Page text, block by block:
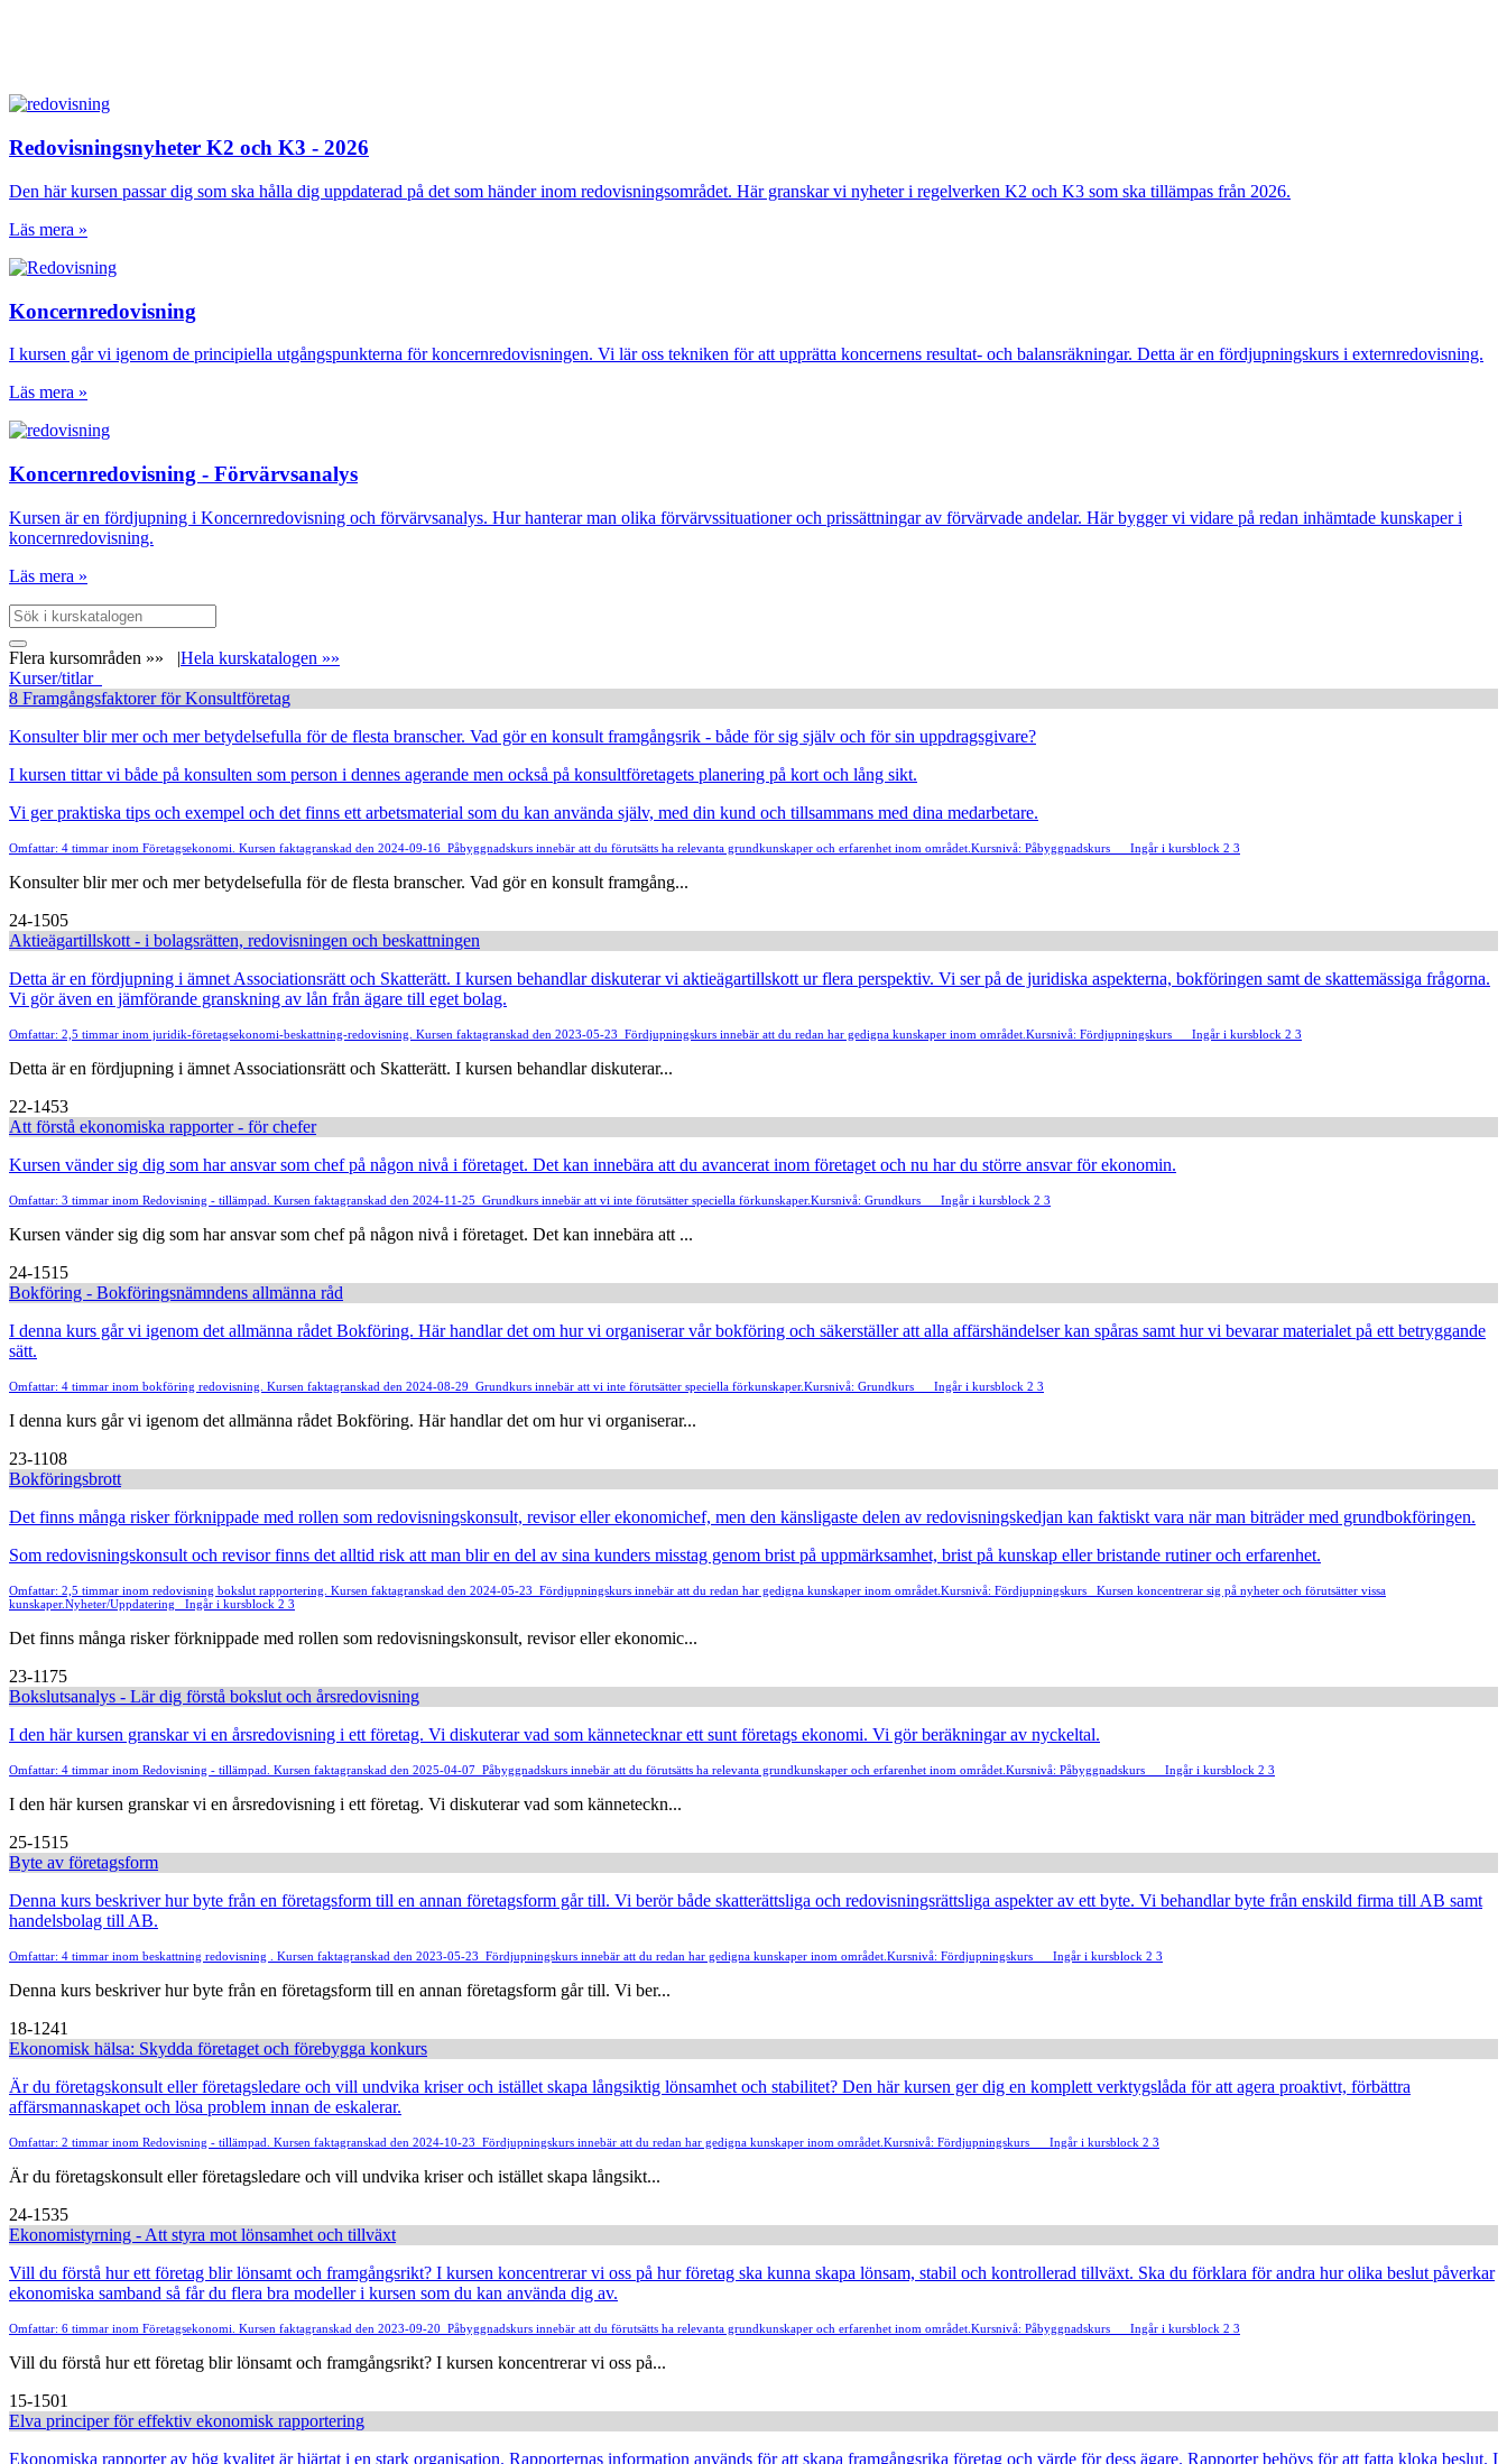
Redovisningsnyheter K2 och K3 - 2026
Den här kursen passar dig som ska hålla dig uppdaterad på det som händer inom redovisningsområdet. Här granskar vi nyheter i regelverken K2 och K3 som ska tillämpas från 2026.
Läs mera »
Koncernredovisning
I kursen går vi igenom de principiella utgångspunkterna för koncernredovisningen. Vi lär oss tekniken för att upprätta koncernens resultat- och balansräkningar. Detta är en fördjupningskurs i externredovisning.
Läs mera »
Koncernredovisning - Förvärvsanalys
Kursen är en fördjupning i Koncernredovisning och förvärvsanalys. Hur hanterar man olika förvärvssituationer och prissättningar av förvärvade andelar. Här bygger vi vidare på redan inhämtade kunskaper i
koncernredovisning.
Läs mera »
Flera kursområden »» |Hela kurskatalogen »»
Kurser/titlar
8 Framgångsfaktorer för Konsultföretag
Konsulter blir mer och mer betydelsefulla för de flesta branscher. Vad gör en konsult framgångsrik - både för sig själv och för sin uppdragsgivare?
I kursen tittar vi både på konsulten som person i dennes agerande men också på konsultföretagets planering på kort och lång sikt.
Vi ger praktiska tips och exempel och det finns ett arbetsmaterial som du kan använda själv, med din kund och tillsammans med dina medarbetare.
Omfattar: 4 timmar inom Företagsekonomi. Kursen faktagranskad den 2024-09-16 Påbyggnadskurs innebär att du förutsätts ha relevanta grundkunskaper och erfarenhet inom området. Kursnivå: Påbyggnadskurs Ingår i kursblock 2 3
Konsulter blir mer och mer betydelsefulla för de flesta branscher. Vad gör en konsult framgång...
24-1505
Aktieägartillskott - i bolagsrätten, redovisningen och beskattningen
Detta är en fördjupning i ämnet Associationsrätt och Skatterätt. I kursen behandlar diskuterar vi aktieägartillskott ur flera perspektiv. Vi ser på de juridiska aspekterna, bokföringen samt de skattemässiga frågorna.
Vi gör även en jämförande granskning av lån från ägare till eget bolag.
Omfattar: 2,5 timmar inom juridik-företagsekonomi-beskattning-redovisning. Kursen faktagranskad den 2023-05-23 Fördjupningskurs innebär att du redan har gedigna kunskaper inom området. Kursnivå: Fördjupningskurs Ingår i kursblock 2 3
Detta är en fördjupning i ämnet Associationsrätt och Skatterätt. I kursen behandlar diskuterar...
22-1453
Att förstå ekonomiska rapporter - för chefer
Kursen vänder sig dig som har ansvar som chef på någon nivå i företaget. Det kan innebära att du avancerat inom företaget och nu har du större ansvar för ekonomin.
Omfattar: 3 timmar inom Redovisning - tillämpad. Kursen faktagranskad den 2024-11-25 Grundkurs innebär att vi inte förutsätter speciella förkunskaper.Kursnivå: Grundkurs Ingår i kursblock 2 3
Kursen vänder sig dig som har ansvar som chef på någon nivå i företaget. Det kan innebära att ...
24-1515
Bokföring - Bokföringsnämndens allmänna råd
I denna kurs går vi igenom det allmänna rådet Bokföring. Här handlar det om hur vi organiserar vår bokföring och säkerställer att alla affärshändelser kan spåras samt hur vi bevarar materialet på ett betryggande
sätt.
Omfattar: 4 timmar inom bokföring redovisning. Kursen faktagranskad den 2024-08-29 Grundkurs innebär att vi inte förutsätter speciella förkunskaper.Kursnivå: Grundkurs Ingår i kursblock 2 3
I denna kurs går vi igenom det allmänna rådet Bokföring. Här handlar det om hur vi organiserar...
23-1108
Bokföringsbrott
Det finns många risker förknippade med rollen som redovisningskonsult, revisor eller ekonomichef, men den känsligaste delen av redovisningskedjan kan faktiskt vara när man biträder med grundbokföringen.
Som redovisningskonsult och revisor finns det alltid risk att man blir en del av sina kunders misstag genom brist på uppmärksamhet, brist på kunskap eller bristande rutiner och erfarenhet.
Omfattar: 2,5 timmar inom redovisning bokslut rapportering. Kursen faktagranskad den 2024-05-23 Fördjupningskurs innebär att du redan har gedigna kunskaper inom området. Kursnivå: Fördjupningskurs
Kursen koncentrerar sig på nyheter och förutsätter vissa
kunskaper.Nyheter/Uppdatering Ingår i kursblock 2 3
Det finns många risker förknippade med rollen som redovisningskonsult, revisor eller ekonomic...
23-1175
Bokslutsanalys - Lär dig förstå bokslut och årsredovisning
I den här kursen granskar vi en årsredovisning i ett företag. Vi diskuterar vad som kännetecknar ett sunt företags ekonomi. Vi gör beräkningar av nyckeltal.
Omfattar: 4 timmar inom Redovisning - tillämpad. Kursen faktagranskad den 2025-04-07 Påbyggnadskurs innebär att du förutsätts ha relevanta grundkunskaper och erfarenhet inom området. Kursnivå: Påbyggnadskurs Ingår i kursblock 2 3
I den här kursen granskar vi en årsredovisning i ett företag. Vi diskuterar vad som känneteckn...
25-1515
Byte av företagsform
Denna kurs beskriver hur byte från en företagsform till en annan företagsform går till. Vi berör både skatterättsliga och redovisningsrättsliga aspekter av ett byte. Vi behandlar byte från enskild firma till AB samt
handelsbolag till AB.
Omfattar: 4 timmar inom beskattning redovisning . Kursen faktagranskad den 2023-05-23 Fördjupningskurs innebär att du redan har gedigna kunskaper inom området. Kursnivå: Fördjupningskurs Ingår i kursblock 2 3
Denna kurs beskriver hur byte från en företagsform till en annan företagsform går till. Vi ber...
18-1241
Ekonomisk hälsa: Skydda företaget och förebygga konkurs
Är du företagskonsult eller företagsledare och vill undvika kriser och istället skapa långsiktig lönsamhet och stabilitet? Den här kursen ger dig en komplett verktygslåda för att agera proaktivt, förbättra
affärsmannaskapet och lösa problem innan de eskalerar.
Omfattar: 2 timmar inom Redovisning - tillämpad. Kursen faktagranskad den 2024-10-23 Fördjupningskurs innebär att du redan har gedigna kunskaper inom området. Kursnivå: Fördjupningskurs Ingår i kursblock 2 3
Är du företagskonsult eller företagsledare och vill undvika kriser och istället skapa långsikt...
24-1535
Ekonomistyrning - Att styra mot lönsamhet och tillväxt
Vill du förstå hur ett företag blir lönsamt och framgångsrikt? I kursen koncentrerar vi oss på hur företag ska kunna skapa lönsam, stabil och kontrollerad tillväxt. Ska du förklara för andra hur olika beslut påverkar
ekonomiska samband så får du flera bra modeller i kursen som du kan använda dig av.
Omfattar: 6 timmar inom Företagsekonomi. Kursen faktagranskad den 2023-09-20 Påbyggnadskurs innebär att du förutsätts ha relevanta grundkunskaper och erfarenhet inom området. Kursnivå: Påbyggnadskurs Ingår i kursblock 2 3
Vill du förstå hur ett företag blir lönsamt och framgångsrikt? I kursen koncentrerar vi oss på...
15-1501
Elva principer för effektiv ekonomisk rapportering
Ekonomiska rapporter av hög kvalitet är hjärtat i en stark organisation. Rapporternas information används för att skapa framgångsrika företag och värde för dess ägare. Rapporter behövs för att fatta kloka beslut. I